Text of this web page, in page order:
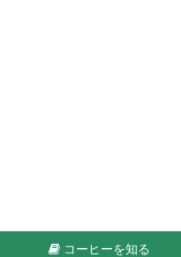
コーヒーを知る